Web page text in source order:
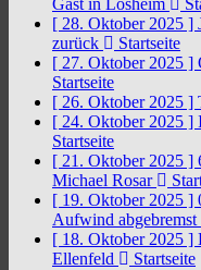
Gast in Losheim
[ 28. Oktober 2025 ]
zurück
Startseite
[ 27. Oktober 2025 ]
Startseite
[ 26. Oktober 2025 ]
[ 24. Oktober 2025 ]
Startseite
[ 21. Oktober 2025 ]
Michael Rosar
[ 19. Oktober 2025 ]
Aufwind abgebremst
[ 18. Oktober 2025 ]
Ellenfeld
Startseite